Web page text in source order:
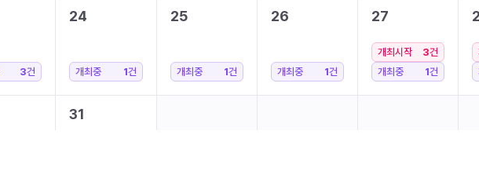
3건
24
개최중 1건
25
개최중 1건
26
개최중 1건
27
개최시작 3건
개최중
1건
31